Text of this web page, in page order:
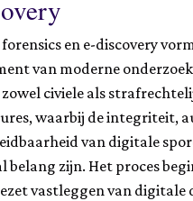
en e-discovery
van moderne
civiele als
waarbij de integriteit,
van digitale
belang zijn. Het proces
vastleggen van digitale